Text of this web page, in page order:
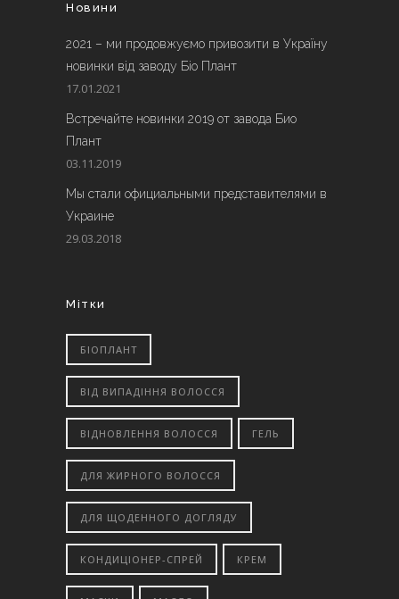
Новини
2021 – ми продовжуємо привозити в Україну
новинки від заводу Біо Плант
17.01.2021
Встречайте новинки 2019 от завода Био
Плант
03.11.2019
Мы стали официальными представителями в
Украине
29.03.2018
Мітки
БІОПЛАНТ
ВІД ВИПАДІННЯ ВОЛОССЯ
ВІДНОВЛЕННЯ ВОЛОССЯ ГЕЛЬ
ДЛЯ ЖИРНОГО ВОЛОССЯ
ДЛЯ ЩОДЕННОГО ДОГЛЯДУ
КОНДИЦІОНЕР-СПРЕЙ КРЕМ